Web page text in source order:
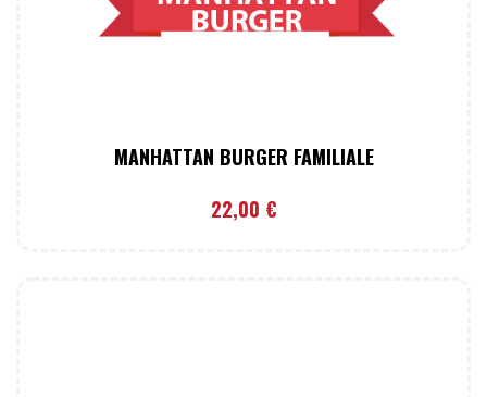
MANHATTAN BURGER FAMILIALE
22,00 €